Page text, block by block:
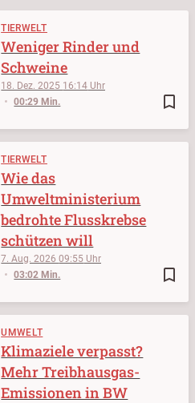
TIERWELT
bookmark_border
18. Dez. 2025 16:14
00:29 Min.
Weniger Rinder und
Schweine
TIERWELT
bookmark_border
7. Aug. 202609:55
03:02 Min.
Wie das
Umweltministerium
bedrohte Flusskrebse
schützen will
UMWELT
Klimaziele verpasst?
Mehr Treibhausgas-
Emissionen in BW